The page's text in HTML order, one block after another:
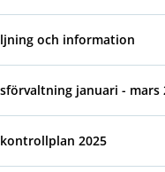
och information
januari - mars
2025